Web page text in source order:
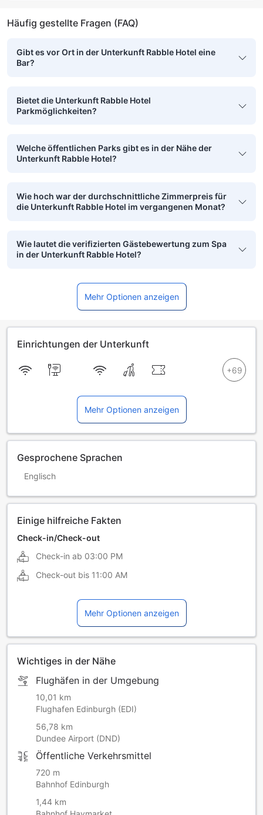
Häufig gestellte Fragen (FAQ)
Gibt es vor Ort in der Unterkunft Rabble Hotel eine
Bar?
Bietet die Unterkunft Rabble Hotel
Parkmöglichkeiten?
Welche öffentlichen Parks gibt es in der Nähe der
Unterkunft Rabble Hotel?
Wie hoch war der durchschnittliche Zimmerpreis für
die Unterkunft Rabble Hotel im vergangenen Monat?
Wie lautet die verifizierten Gästebewertung zum Spa
in der Unterkunft Rabble Hotel?
Mehr Optionen anzeigen
Einrichtungen der Unterkunft
Mehr Optionen anzeigen
Gesprochene Sprachen
Englisch
Einige hilfreiche Fakten
Check-in/Check-out
Check-in ab 03:00 PM
Check-out bis 11:00 AM
Mehr Optionen anzeigen
Wichtiges in der Nähe
Flughäfen in der Umgebung
10,01 km
Flughafen Edinburgh (EDI)
56,78 km
Dundee Airport (DND)
Öffentliche Verkehrsmittel
720 m
Bahnhof Edinburgh
1,44 km